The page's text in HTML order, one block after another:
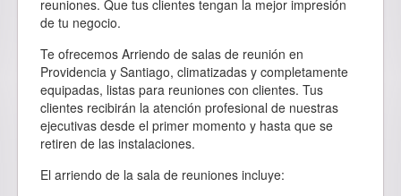
reuniones. Que tus clientes tengan la mejor impresión
de tu negocio.
Te ofrecemos Arriendo de salas de reunión en
Providencia y Santiago, climatizadas y completamente
equipadas, listas para reuniones con clientes. Tus
clientes recibirán la atención profesional de nuestras
ejecutivas desde el primer momento y hasta que se
retiren de las instalaciones.
El arriendo de la sala de reuniones incluye: